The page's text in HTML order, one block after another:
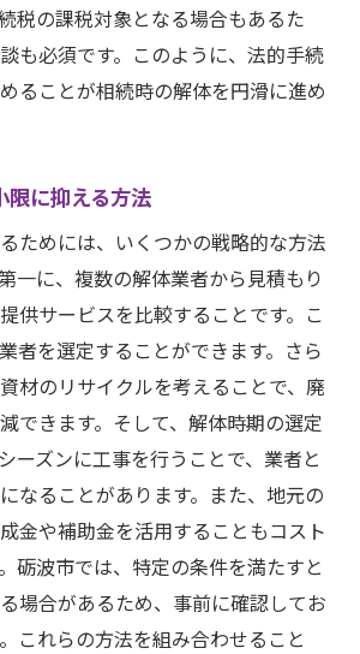
税の課税対象となる場合もあるた
も必須です。このように、法的手続
ることが相続時の解体を円滑に進め
限に抑える方法
ためには、いくつかの戦略的な方法
一に、複数の解体業者から見積もり
供サービスを比較することです。こ
者を選定することができます。さら
材のリサイクルを考えることで、廃
できます。そして、解体時期の選定
ーズンに工事を行うことで、業者と
なることがあります。また、地元の
金や補助金を活用することもコスト
砺波市では、特定の条件を満たすと
場合があるため、事前に確認してお
これらの方法を組み合わせること